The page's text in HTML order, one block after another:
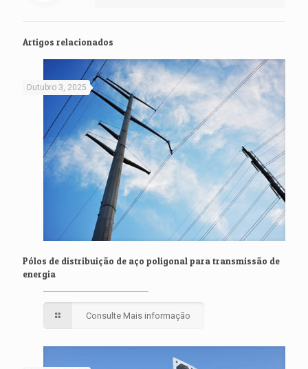
Artigos relacionados
Outubro 3, 2025
Pólos de distribuição de aço poligonal para transmissão de
energia
Consulte Mais informação